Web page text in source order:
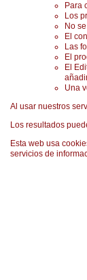
Para
Los
No
El
Las
El
El
Una
​Al usar nuestros
​​Los resultados
Esta web usa
servicios de